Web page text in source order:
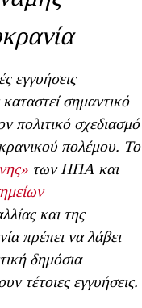
εγγυήσεις
σημαντικό
πολιτικό σχεδιασμό
πολέμου. Το
των ΗΠΑ και
και της
πρέπει να λάβει
δημόσια
τέτοιες εγγυήσεις.